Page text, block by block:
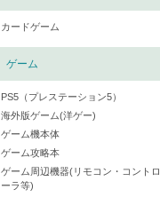
カードゲーム
ゲーム
PS5（プレステーション5）
海外版ゲーム(洋ゲー)
ゲーム機本体
ゲーム攻略本
ゲーム周辺機器(リモコン・コントロ
ーラ等)